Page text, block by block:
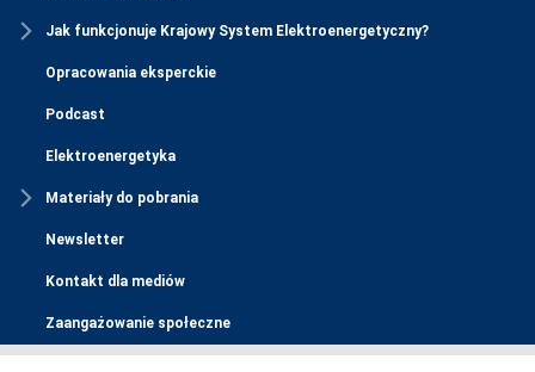
Jak funkcjonuje Krajowy System Elektroenergetyczny?
Opracowania eksperckie
Podcast
Elektroenergetyka
Materiały do pobrania
Newsletter
Kontakt dla mediów
Zaangażowanie społeczne